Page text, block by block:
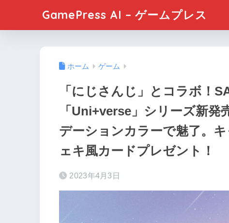
GamePress AI – ゲームプレス
ホーム ゲーム
「にじさんじ」とコラボ！
「Uni+verse」シリーズ新
デーションカラーで魅了。
ェキ風カードプレゼント！
2023年4月3日